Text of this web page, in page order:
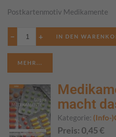
Postkartenmotiv Medikamente
− +
MEHR...
macht
Kategorie: (Info-
Preis: 0,45€